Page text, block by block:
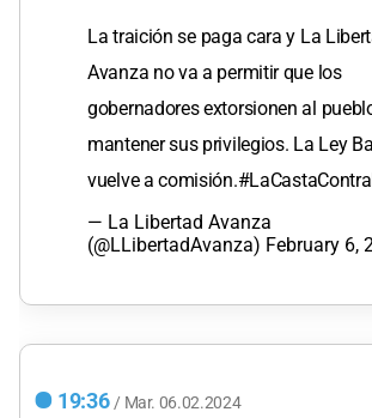
La traición se paga cara y La
Avanza no va a permitir que los
gobernadores extorsionen al
mantener sus privilegios. La Ley
vuelve a comisión.
— La Libertad Avanza
(@LLibertadAvanza) February 6,
19:36 / Mar. 06.02.2024